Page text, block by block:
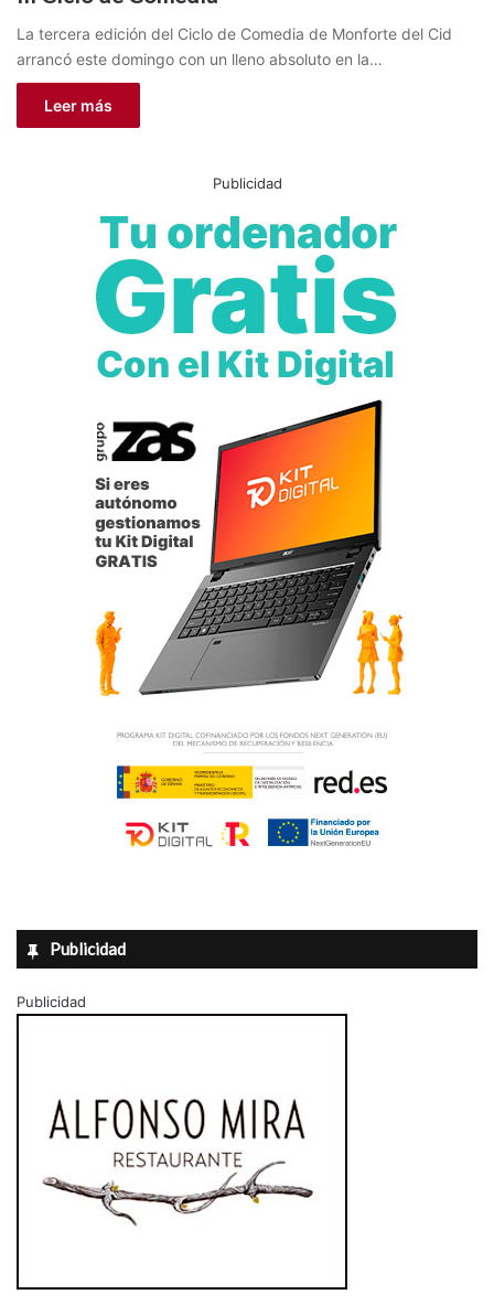
La tercera edición del Ciclo de Comedia de Monforte del Cid
arrancó este domingo con un lleno absoluto en la…
Leer más
Publicidad
Publicidad
Publicidad